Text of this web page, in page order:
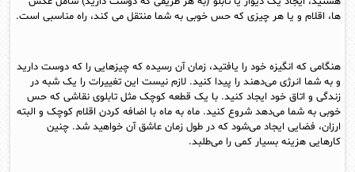
ها، اقلام و یا هر چیزی که حس خوبی به شما منتقل می کند، راه مناسبی است.
هنگامی که انگیزه خود را یافتید، زمان آن رسیده که چیزهایی را که دوست دارید
و به شما انرژی می‌دهند را پیدا کنید. لازم نیست این تغییرات را یک شبه در
زندگی و اتاق خود ایجاد کنید. با یک قطعه کوچک مثل تابلوی نقاشی که حس
خوبی به شما می‌دهد شروع کنید. ماه به ماه با اضافه کردن اقلام کوچک و البته
ارزان، فضایی ایجاد می‌شود که در طول زمان عاشق آن خواهید شد. چنین
کارهایی هزینه بسیار کمی را می‌طلبد.